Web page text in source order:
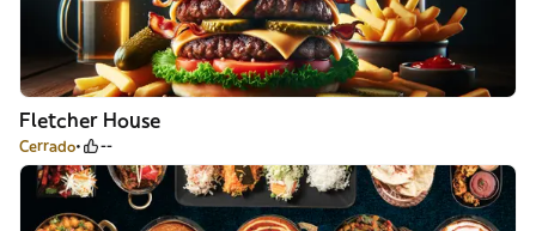
Fletcher House
Cerrado --